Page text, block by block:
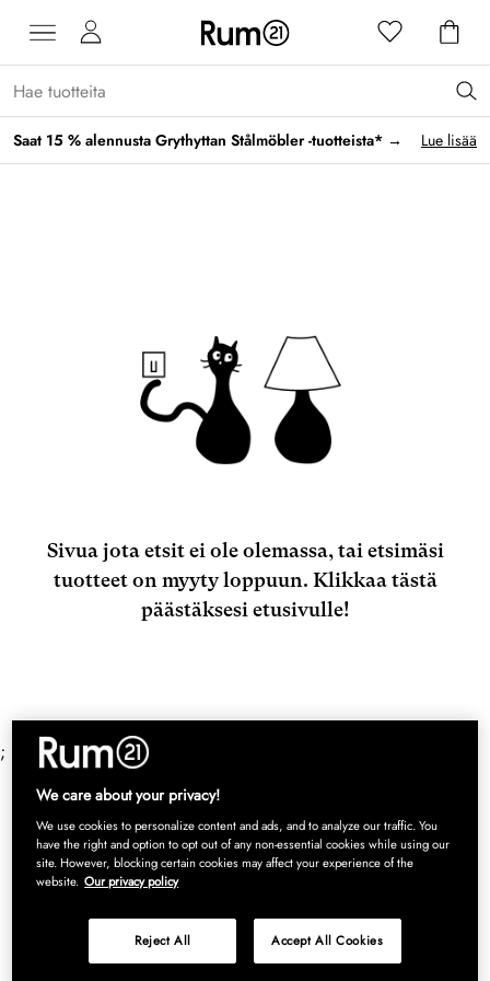
Saat 15 % alennusta Grythyttan Stålmöbler -tuotteista* → Lue lisää
Sivua jota etsit ei ole olemassa, tai etsimäsi
tuotteet on myyty loppuun. Klikkaa tästä
päästäksesi etusivulle!
;
We care about your privacy!
We use cookies to personalize content and ads, and to analyze our traffic. You
have the right and option to opt out of any non-essential cookies while using our
site. However, blocking certain cookies may affect your experience of the
website. Our privacy policy
Reject All Accept All Cookies